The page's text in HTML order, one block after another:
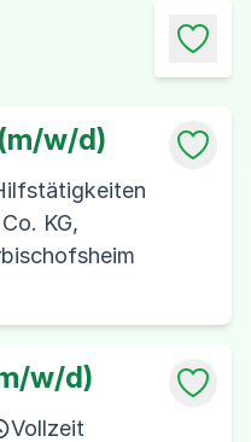
w/d)
KG,
w/d)
Vollzeit